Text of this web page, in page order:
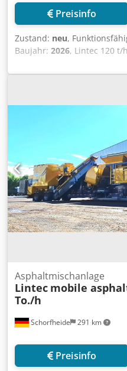
Preisinfo
Zustand: neu,
Baujahr: 2026, Lintec 120 t/
Baujahr: Neu - Kapazität:
- Trockentrommel -
Dcjdpfxsylqfgj Antok -
Dichtkappen und
vollautomatischer
Mobiler Tank: 60.000 l
Kraftstoff) gegen Aufpreis
Schorfheide 291 km
Asphaltmischanlage
Lintec mobile
To./h
Preisinfo